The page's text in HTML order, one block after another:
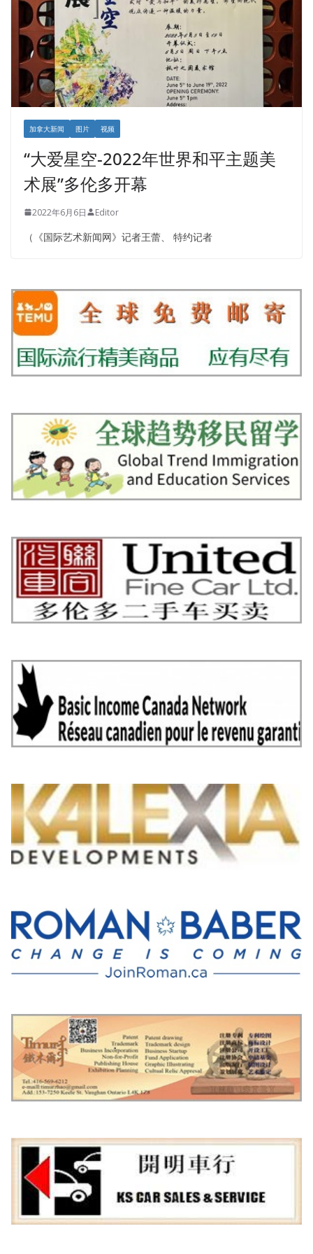
加拿大新闻 图片 视频
“大爱星空-2022年世界和平主题美
术展”多伦多开幕
2022年6月6日 Editor
（《国际艺术新闻网》记者王蕾、 特约记者